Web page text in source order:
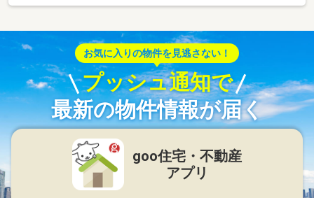
お気に入りの物件を見逃さない！
プッシュ通知で
最新の物件情報が届く
goo住宅・不動産
アプリ